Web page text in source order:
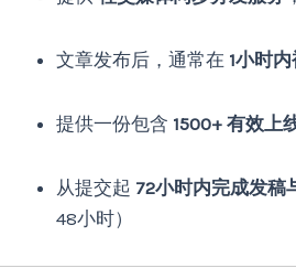
文章发布后，通常在 1小时
提供一份包含 1500+ 有效上
从提交起 72小时内完成发稿
48小时）